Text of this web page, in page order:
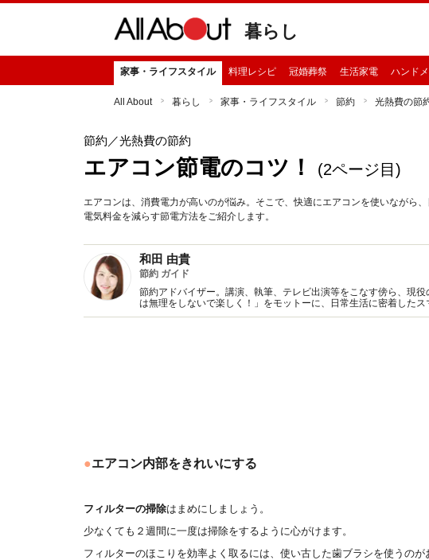
暮らし
家事・ライフスタイル 料理レシピ 冠婚葬祭 生活家電 ハンド
All About 暮らし 家事・ライフスタイル 節約 光熱費の節
節約 ／光熱費の節約
エアコン節電のコツ！ (2ページ目)
エアコンは、消費電力が高いのが悩み。そこで、快適にエアコンを使いながら
電気料金を減らす節電方法をご紹介します。
和田 由貴
節約 ガイド
節約アドバイザー。講演、執筆、テレビ出演等をこなす傍ら、現
は無理をしないで楽しく！」をモットーに、日常生活に密着した
スター等、環境関連の活動にも多数携わっています。
●エアコン内部をきれいにする
フィルターの掃除はまめにしましょう。
少なくても２週間に一度は掃除をするように心がけます。
フィルターのほこりを効率よく取るには、使い古した歯ブラシを使うのが